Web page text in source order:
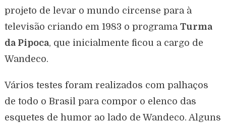
projeto de levar o mundo circense para à
televisão criando em 1983 o programa Turma
da Pipoca, que inicialmente ficou a cargo de
Wandeco.
Vários testes foram realizados com palhaços
de todo o Brasil para compor o elenco das
esquetes de humor ao lado de Wandeco. Alguns